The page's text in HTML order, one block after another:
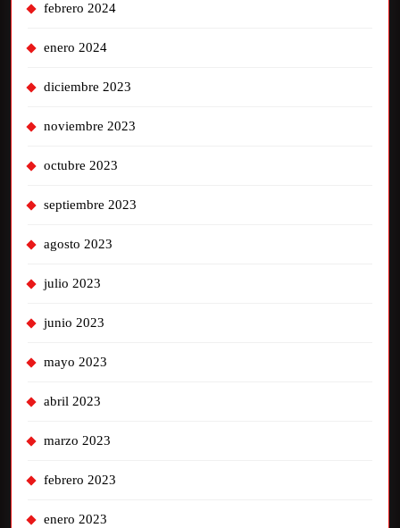
febrero 2024
enero 2024
diciembre 2023
noviembre 2023
octubre 2023
septiembre 2023
agosto 2023
julio 2023
junio 2023
mayo 2023
abril 2023
marzo 2023
febrero 2023
enero 2023